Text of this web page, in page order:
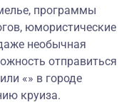
программы
юмористические
необычная
отправиться
«» в городе
круиза.